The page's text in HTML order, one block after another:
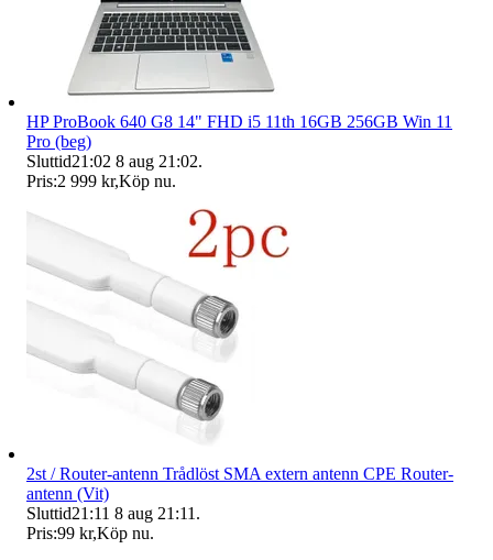
HP ProBook 640 G8 14" FHD i5 11th 16GB 256GB Win 11
Pro (beg)
Sluttid21:02 8 aug 21:02.
Pris:2 999 kr,Köp nu.
2st / Router-antenn Trådlöst SMA extern antenn CPE Router-
antenn (Vit)
Sluttid21:11 8 aug 21:11 .
Pris:99 kr,Köp nu.